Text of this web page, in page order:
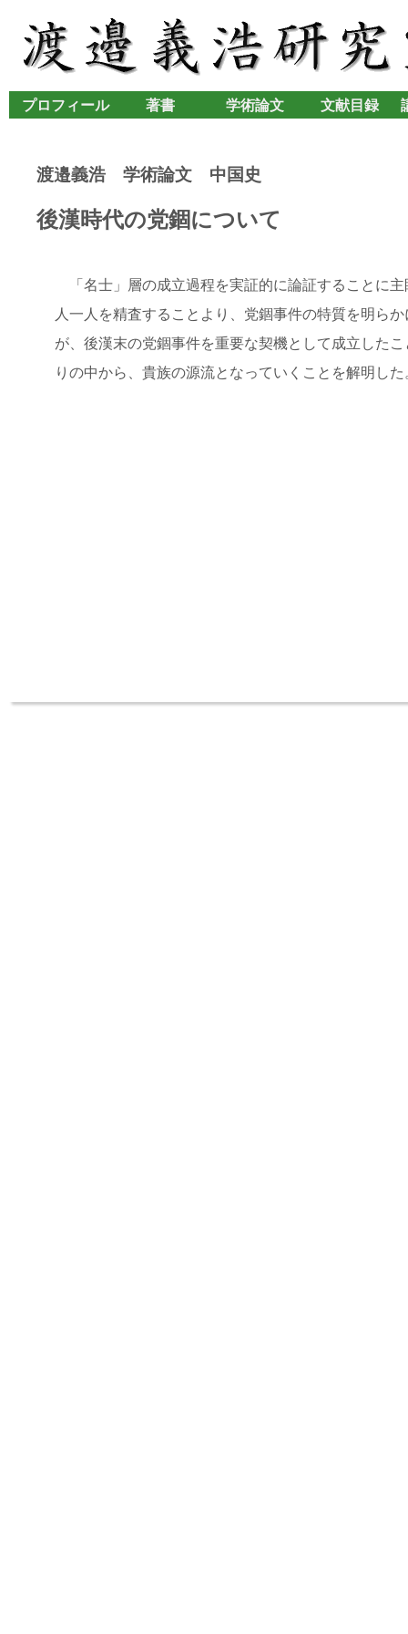
プロフィール 著書 学術論文 文献目録
渡邉義浩 学術論文 中国史
後漢時代の党錮について
「名士」層の成立過程を実証的に論証することに
人一人を精査することより、党錮事件の特質を明ら
が、後漢末の党錮事件を重要な契機として成立した
りの中から、貴族の源流となっていくことを解明した